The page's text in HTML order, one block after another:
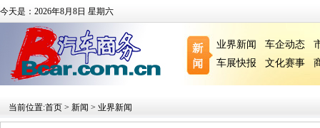
今天是：2026年8月8日 星期六
业界新闻 车企动态
车展快报
文化赛事
当前位置:首页 > 新闻 > 业界新闻